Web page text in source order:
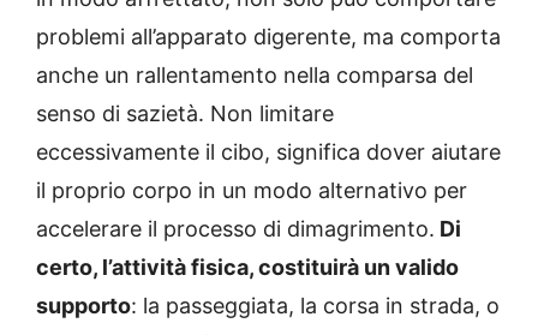
problemi all’apparato digerente, ma comporta
anche un rallentamento nella comparsa del
senso di sazietà. Non limitare
eccessivamente il cibo, significa dover aiutare
il proprio corpo in un modo alternativo per
accelerare il processo di dimagrimento. Di
certo, l’attività fisica, costituirà un valido
supporto: la passeggiata, la corsa in strada, o